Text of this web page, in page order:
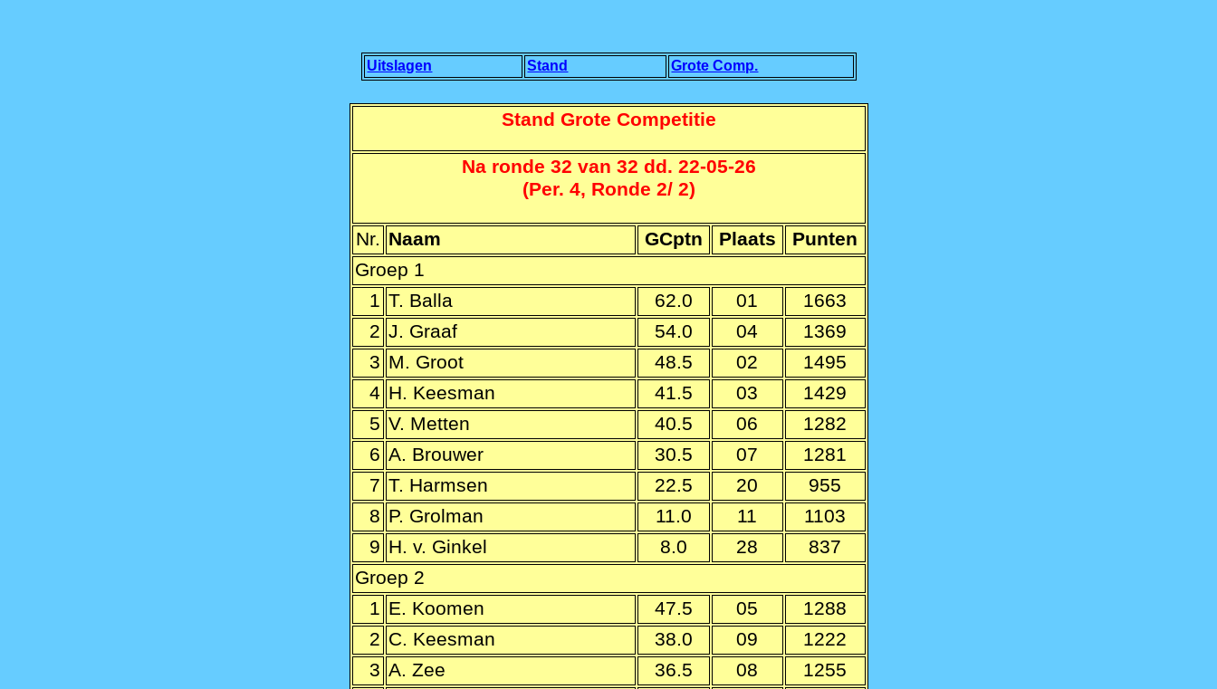
Uitslagen Stand Grote Comp.
Stand Grote Competitie
Na ronde 32 van 32 dd. 22-05-26
(Per. 4, Ronde 2/ 2)
Nr. Naam GCptn Plaats
Punten
Groep 1
1 T. Balla 62.0 01
1663
2 J. Graaf 54.0 04
1369
3 M. Groot 48.5 02
1495
4 H. Keesman 41.5 03
1429
5 V. Metten 40.5 06
1282
6 A. Brouwer 30.5 07
1281
7 T. Harmsen 22.5 20
955
8 P. Grolman 11.0 11
1103
9 H. v. Ginkel 8.0 28
837
Groep 2
1 E. Koomen 47.5 05
1288
2 C. Keesman 38.0 09
1222
3 A. Zee 36.5 08
1255